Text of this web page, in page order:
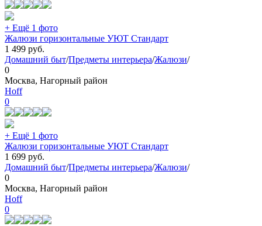
+ Ещё 1 фото
Жалюзи горизонтальные УЮТ Стандарт
1 499 руб.
Домашний быт/Предметы интерьера/Жалюзи/
0
Москва, Нагорный район
Hoff
0
+ Ещё 1 фото
Жалюзи горизонтальные УЮТ Стандарт
1 699 руб.
Домашний быт/Предметы интерьера/Жалюзи/
0
Москва, Нагорный район
Hoff
0